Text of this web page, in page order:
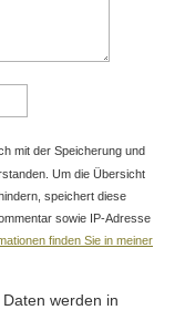
mit der Speicherung und
Um die Übersicht
speichert diese
sowie IP-Adresse
finden Sie in meiner
werden in